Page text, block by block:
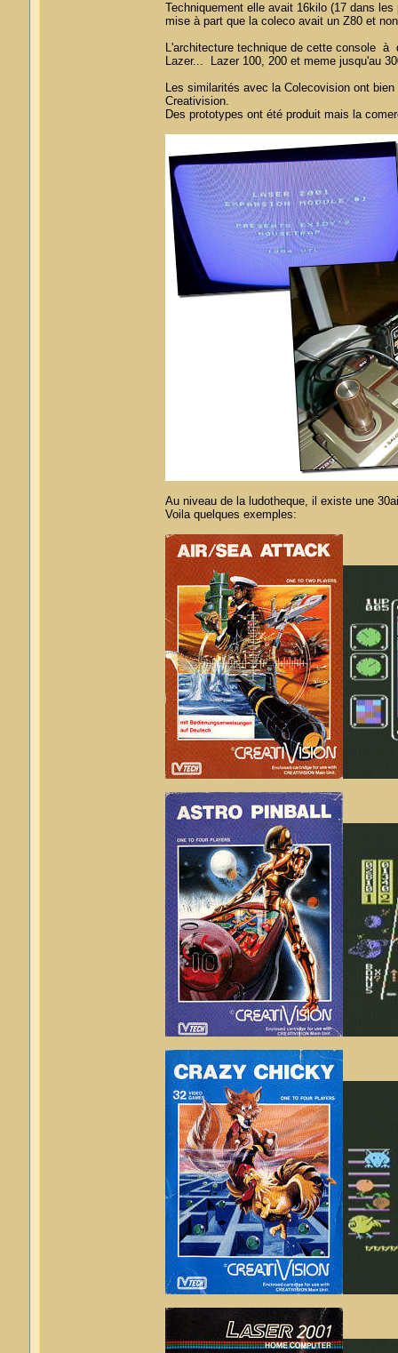
Techniquement elle avait 16kilo (17 dans
mise à part que la coleco avait un Z80 et
L'architecture technique de cette console à
Lazer... Lazer 100, 200 et meme jusqu'au
Les similarités avec la Colecovision ont
Creativision.
Des prototypes ont été produit mais la
Au niveau de la ludotheque, il existe une
Voila quelques exemples: